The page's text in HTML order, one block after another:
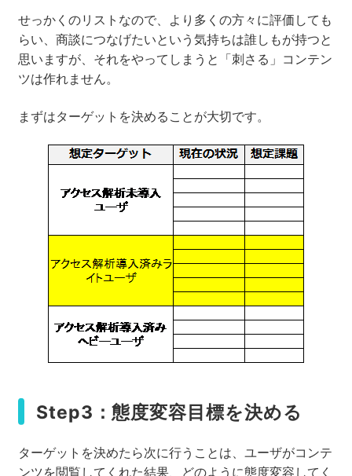
せっかくのリストなので、より多くの方々に評価しても
らい、商談につなげたいという気持ちは誰しもが持つと
思いますが、それをやってしまうと「刺さる」コンテン
ツは作れません。
まずはターゲットを決めることが大切です。
Step3：態度変容目標を決める
ターゲットを決めたら次に行うことは、ユーザがコンテ
ンツを閲覧してくれた結果、どのように態度変容してく